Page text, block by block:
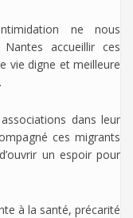
ne nous
accueillir ces
vie digne et meilleure
dans leur
ces migrants
un espoir pour
à la santé, précarité